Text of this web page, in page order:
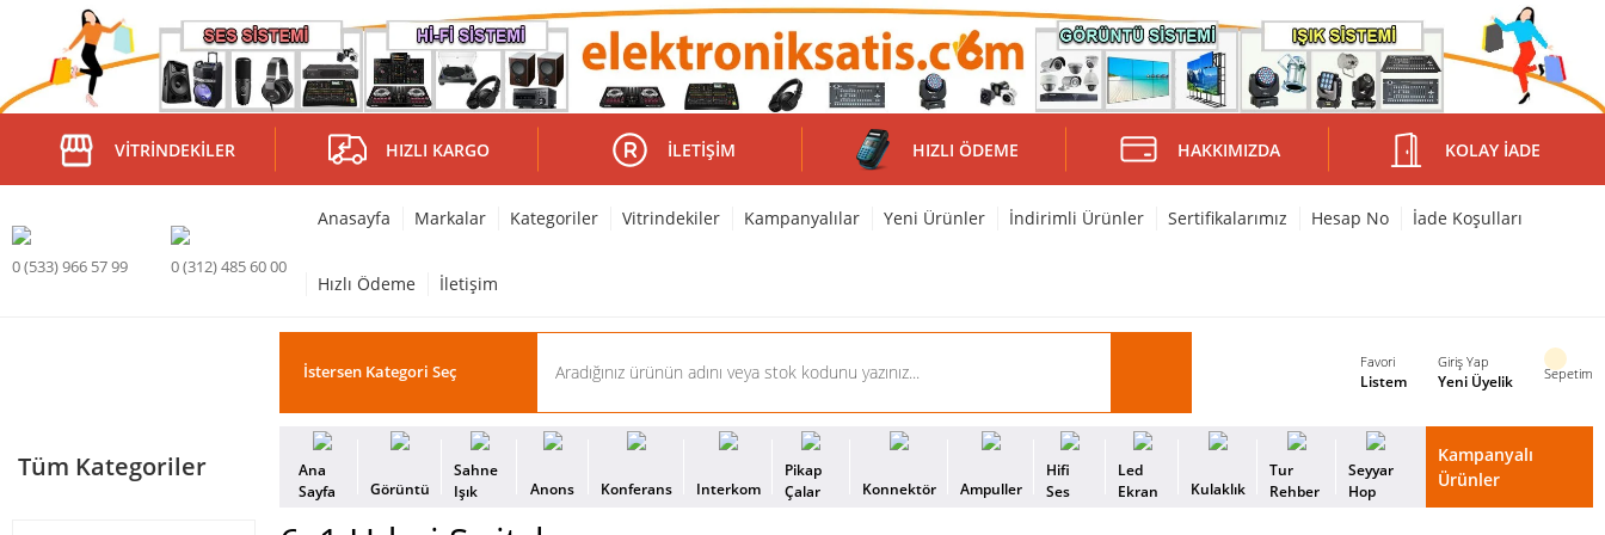
VITRINDEKILER HIZLI KARGO İLETIŞIM HIZLI ÖDEME HAKKIMIZDA KOLAY İADE
0 (533) 966 57 99 0 (312) 485 60 00
Anasayfa Markalar Kategoriler Vitrindekiler Kampanyalılar Yeni Ürünler İndirimli Ürünler Sertifikalarımız Hesap No İade Koşulları
Hızlı Ödeme İletişim
Favori
Listem
Giriş Yap
Yeni Üyelik Sepetim
Tüm Kategoriler
Ana
Sayfa
Görüntü
Sahne
Işık
Anons Konferans Interkom
Pikap
Çalar
Konnektör Ampuller
Hifi
Ses
Led
Ekran
Kulaklık
Tur
Rehber
Seyyar
Hop
Kampanyalı
Ürünler